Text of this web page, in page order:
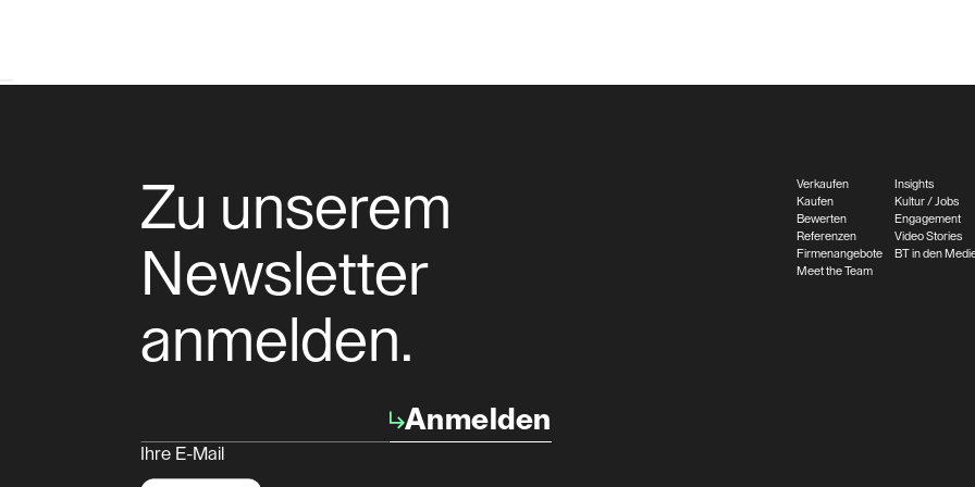
Zu unserem
Newsletter
anmelden.
Ihre E-Mail
Anmelden
Verkaufen
Kaufen
Bewerten
Referenzen
Firmenangebote
Meet the Team
Insights
Kultur / Jobs
Engagement
Video Stories
BT in den